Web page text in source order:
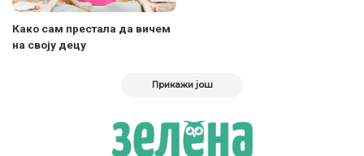
Како сам престала да вичем
на своју децу
Прикажи још